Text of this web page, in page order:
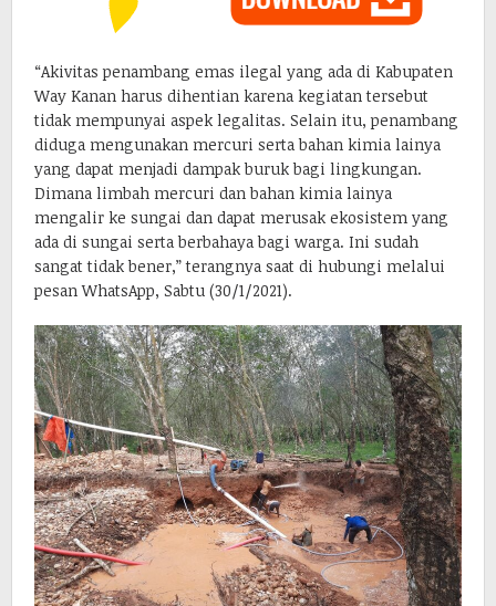
“Akivitas penambang emas ilegal yang ada di Kabupaten
Way Kanan harus dihentian karena kegiatan tersebut
tidak mempunyai aspek legalitas. Selain itu, penambang
diduga mengunakan mercuri serta bahan kimia lainya
yang dapat menjadi dampak buruk bagi lingkungan.
Dimana limbah mercuri dan bahan kimia lainya
mengalir ke sungai dan dapat merusak ekosistem yang
ada di sungai serta berbahaya bagi warga. Ini sudah
sangat tidak bener,” terangnya saat di hubungi melalui
pesan WhatsApp, Sabtu (30/1/2021).